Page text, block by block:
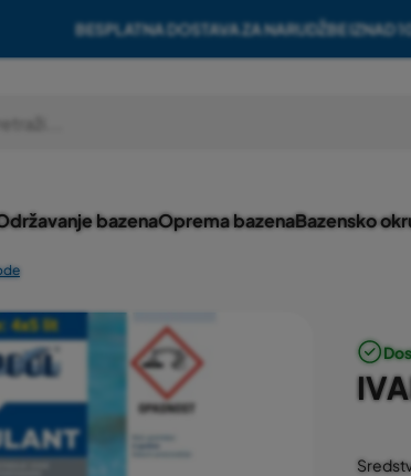
BESPLATNA DOSTAVA ZA NARUDŽBE
bazenaOprema bazenaBazensko